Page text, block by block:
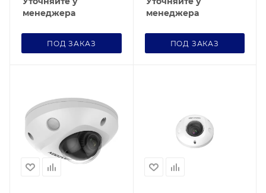
менеджера
ПОД ЗАКАЗ
менеджера
ПОД ЗАКАЗ